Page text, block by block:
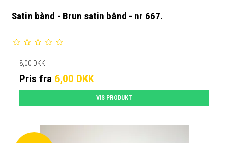
Satin bånd - Brun satin bånd - nr 667.
8,00 DKK
Pris fra 6,00 DKK
VIS PRODUKT